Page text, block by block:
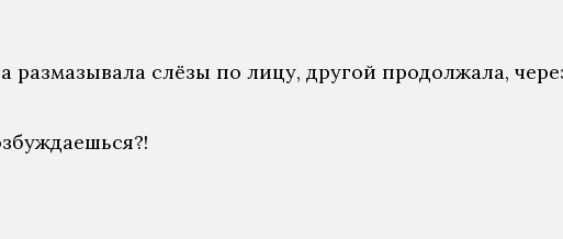
слёзы по лицу, другой продолжала,